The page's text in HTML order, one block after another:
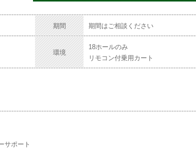
期間 期間はご相談ください
環境
18ホールのみ
リモコン付乗用カート
サポート